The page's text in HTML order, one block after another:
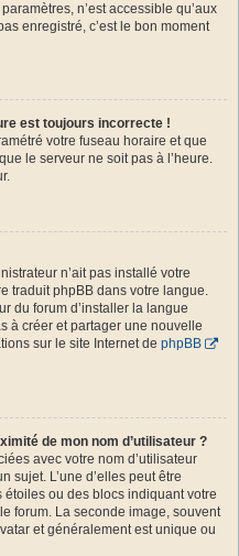
n’est accessible qu’aux
enregistré, c’est le bon moment
est toujours incorrecte !
votre fuseau horaire et que
le serveur ne soit pas à l’heure.
n’ait pas installé votre
traduit phpBB dans votre langue.
du forum d’installer la langue
à créer et partager une nouvelle
sur le site Internet de phpBB
de mon nom d’utilisateur ?
avec votre nom d’utilisateur
sujet. L’une d’elles peut être
ou des blocs indiquant votre
forum. La seconde image, souvent
et généralement est unique ou